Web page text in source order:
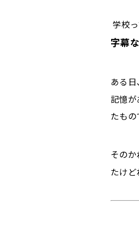
学校
字幕
ある
記憶が
たも
その
たけど